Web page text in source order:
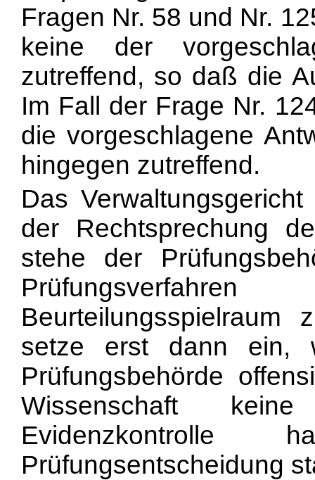
Fragen Nr. 58 und Nr.
keine der
zutreffend, so daß die
Im Fall der Frage Nr.
die vorgeschlagene
hingegen zutreffend.
Das
der Rechtsprechung
stehe der
Beurteilungsspielraum
setze erst
dann ein,
Prüfungsbehörde
Wissenschaft
Evidenzkontrolle
Prüfungsentscheidung